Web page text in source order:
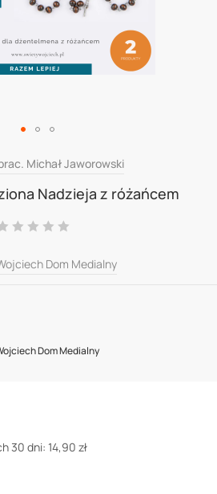
Michał Jaworowski
Nadzieja z różańcem
Ocena:
Dom Medialny
Dom Medialny
30 dni: 14,90 zł